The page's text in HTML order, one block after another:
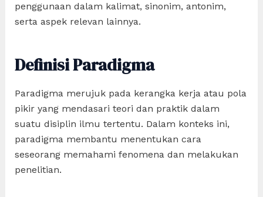
penggunaan dalam kalimat, sinonim, antonim,
serta aspek relevan lainnya.
Definisi Paradigma
Paradigma merujuk pada kerangka kerja atau pola
pikir yang mendasari teori dan praktik dalam
suatu disiplin ilmu tertentu. Dalam konteks ini,
paradigma membantu menentukan cara
seseorang memahami fenomena dan melakukan
penelitian.